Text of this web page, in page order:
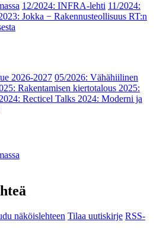
12/2024: INFRA-lehti 11/2024:
Jokka − Rakennusteollisuus RT:n
2026-2027 05/2026: Vähähiilinen
Rakentamisen kiertotalous 2025:
Recticel Talks 2024: Moderni ja
näköislehteen Tilaa uutiskirje RSS-